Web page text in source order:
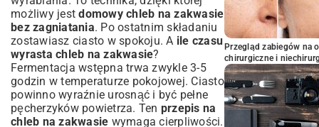
możliwy jestdomowy chleb na zakwasie
bez zagniatania. Po ostatnim składaniu
zostawiasz ciasto w spokoju. A ile czasu
wyrasta chleb na zakwasie?
Fermentacja wstępna trwa zwykle 3-5
godzin w temperaturze pokojowej. Ciasto
powinno wyraźnie urosnąć i być pełne
pęcherzyków powietrza. Ten przepis na
chleb na zakwasie wymaga cierpliwości.
Przegląd zabiegów na
chirurgiczne i